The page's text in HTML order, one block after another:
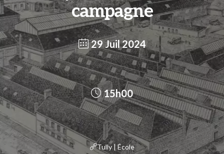
campagne
29 Juil 2024
15h00
Tully | École